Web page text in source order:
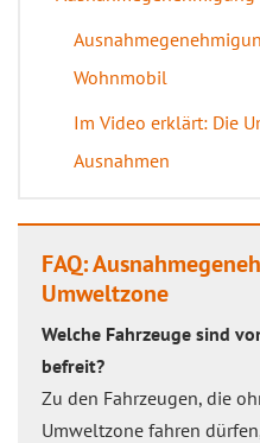
Wohnmobil
Im Video erklärt: Die
Ausnahmen
FAQ:
Umweltzone
Welche Fahrzeuge sind
befreit?
Zu den Fahrzeugen, die
Umweltzone fahren